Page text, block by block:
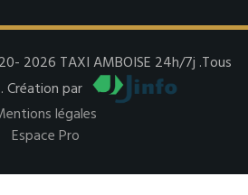
2026 TAXI AMBOISE 24h/7j .Tous
Création par
légales
Espace Pro